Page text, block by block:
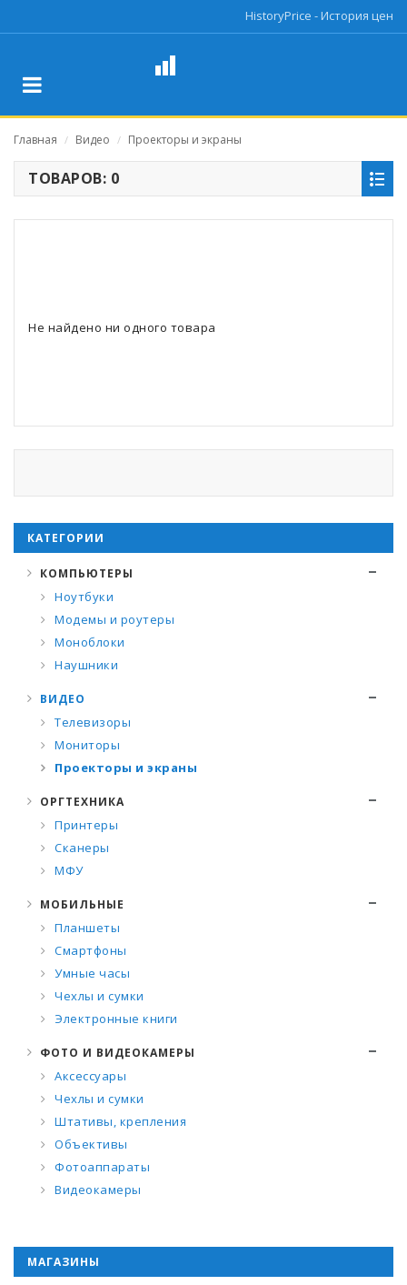
HistoryPrice - История цен
Главная / Видео / Проекторы и экраны
ТОВАРОВ: 0
Не найдено ни одного товара
КАТЕГОРИИ
КОМПЬЮТЕРЫ
Ноутбуки
Модемы и роутеры
Моноблоки
Наушники
ВИДЕО
Телевизоры
Мониторы
Проекторы и экраны
ОРГТЕХНИКА
Принтеры
Сканеры
МФУ
МОБИЛЬНЫЕ
Планшеты
Смартфоны
Умные часы
Чехлы и сумки
Электронные книги
ФОТО И ВИДЕОКАМЕРЫ
Аксессуары
Чехлы и сумки
Штативы, крепления
Объективы
Фотоаппараты
Видеокамеры
МАГАЗИНЫ